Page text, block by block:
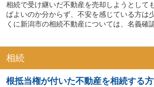
相続で受け継いだ不動産を売却しようとして
ばよいのか分からず、不安を感じている方は
くに新潟市の相続不動産については、名義確
相続
根抵当権が付いた不動産を相続する